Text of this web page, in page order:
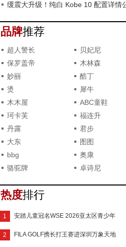
配色
缓震大升级！纯白 Kobe 10 配置详情
品牌推荐
超人警长
贝妃尼
保罗盖帝
木林森
妙丽
酷丁
烫
犀牛
木木屋
ABC童鞋
珂卡芙
福连升
丹露
君步
大东
图图
bbg
奥康
骆驼牌
卓诗尼
热度排行
1 安踏儿童冠名WSE 2026亚太区青少年
2 FILA GOLF携长打王赛进深圳万象天地